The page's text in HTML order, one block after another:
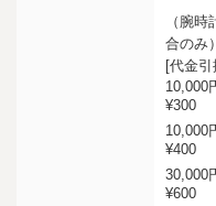
（腕
合のみ）
[代金
10,000
¥300
10,000
¥400
30,000
¥600